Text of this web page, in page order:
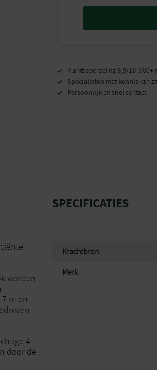
Klantbeoordeling9,5/10 (900+
Specialisten met kennisvan
Persoonlijk en snel contact
worden
m en
4-
door de
SPECIFICATIES
Krachtbron
Merk